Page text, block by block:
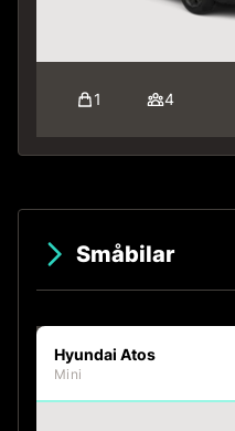
1 4
Småbilar
Hyundai Atos
Mini